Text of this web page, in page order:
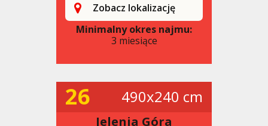
Zobacz lokalizację
Minimalny okres najmu:
3 miesiące
26 490x240 cm
Jelenia Góra